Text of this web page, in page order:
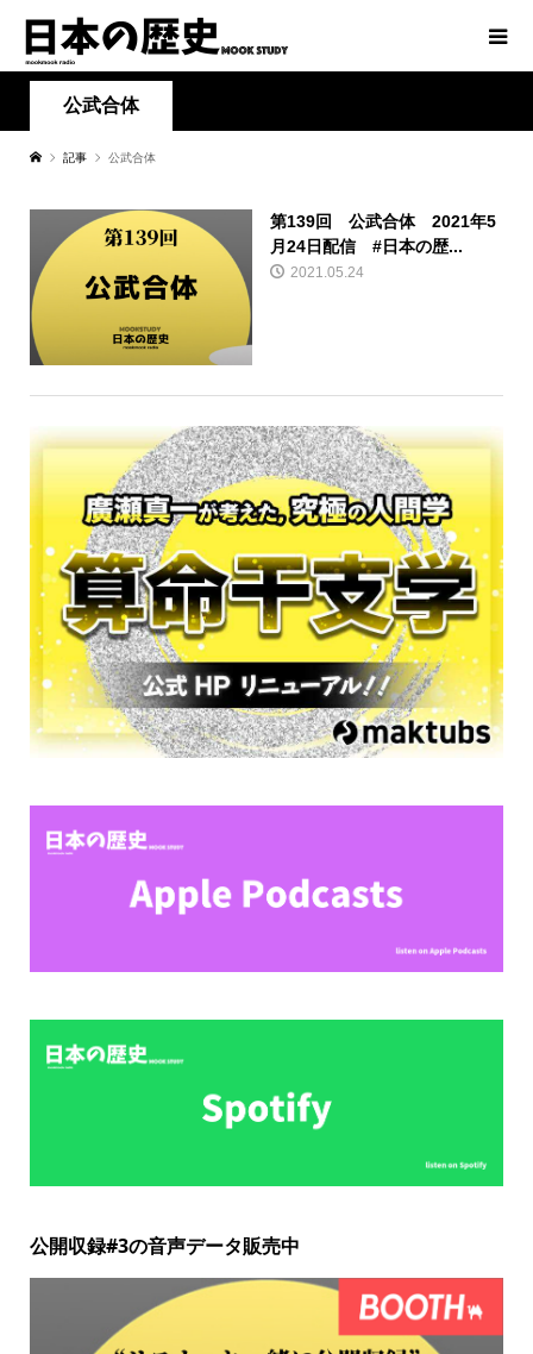
公武合体
記事 公武合体
第139回 公武合体 2021年5
月24日配信 #日本の歴...
2021.05.24
公開収録#3の音声データ販売中